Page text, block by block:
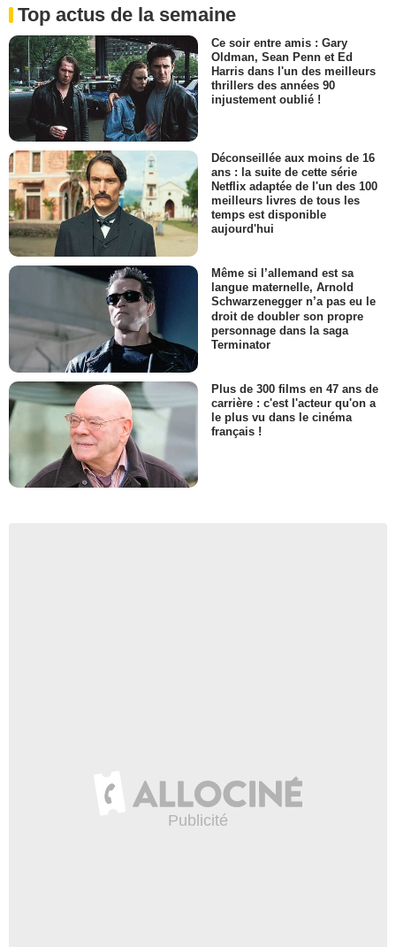
Top actus de la semaine
Ce soir entre amis : Gary
Oldman, Sean Penn et Ed
Harris dans l'un des meilleurs
thrillers des années 90
injustement oublié !
Déconseillée aux moins de 16
ans : la suite de cette série
Netflix adaptée de l'un des 100
meilleurs livres de tous les
temps est disponible
aujourd'hui
Même si l’allemand est sa
langue maternelle, Arnold
Schwarzenegger n’a pas eu le
droit de doubler son propre
personnage dans la saga
Terminator
Plus de 300 films en 47 ans de
carrière : c'est l'acteur qu'on a
le plus vu dans le cinéma
français !